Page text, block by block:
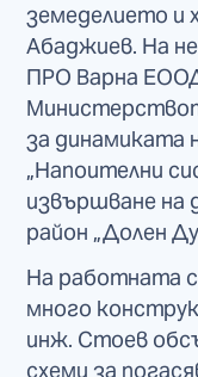
земеделието и
Абаджиев. На
ПРО Варна
за динамиката
„Напоителни
извършване на
район „Долен
На работната
много
инж. Стоев
схеми за